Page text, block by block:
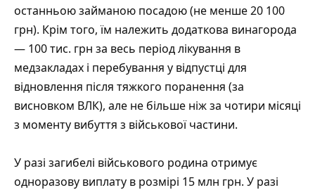
останньою займаною посадою (не менше 20 100
грн). Крім того, їм належить додаткова винагорода
— 100 тис. грн за весь період лікування в
медзакладах і перебування у відпустці для
відновлення після тяжкого поранення (за
висновком ВЛК), але не більше ніж за чотири місяці
з моменту вибуття з військової частини.
У разі загибелі військового родина отримує
одноразову виплату в розмірі 15 млн грн. У разі